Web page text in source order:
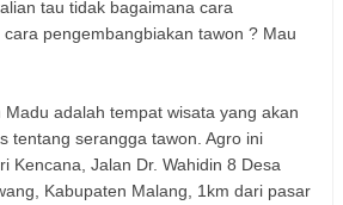
tau tidak bagaimana cara
pengembangbiakan tawon ? Mau
adalah tempat wisata yang akan
tentang serangga tawon. Agro ini
Kencana, Jalan Dr. Wahidin 8 Desa
Kabupaten Malang, 1km dari pasar